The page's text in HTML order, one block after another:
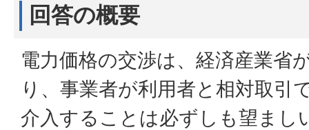
回答の概要
電力価格の交渉は、経済産業省
り、事業者が利用者と相対取引
介入することは必ずしも望まし